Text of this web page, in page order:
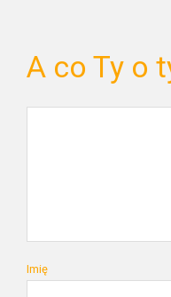
A co Ty o
Imię